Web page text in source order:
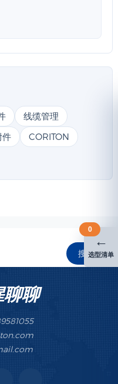
线缆管理
件
CORITON
搜索
聊
←
选型清单
0